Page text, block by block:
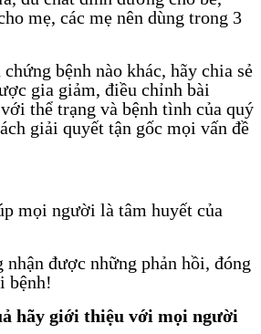
mẹ, các mẹ nên dùng trong 3
bệnh nào khác, hãy chia sẻ
gia giảm, điều chỉnh bài
thể trạng và bệnh tình của quý
giải quyết tận gốc mọi vấn đề
mọi người là tâm huyết của
được những phản hồi, đóng
bệnh!
hãy giới thiệu với mọi người